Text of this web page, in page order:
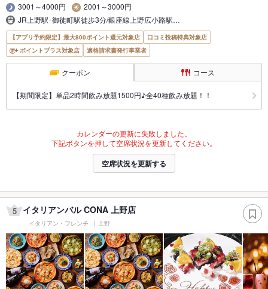
3001～4000円
2001～3000円
JR上野駅･御徒町駅徒歩3分/銀座線上野広小路駅…
【アプリ予約限定】最大800ポイント還元対象店
口コミ投稿特典対象店
ポイントプラス対象店
適格請求書発行事業者
クーポン コース
【期間限定】単品2時間飲み放題1500円♪全40種飲み放題！！
カレンダーの更新に失敗しました。
下記ボタンを押して空席状況を更新してください。
空席状況を更新する
5 イタリアンバル CONA 上野店
イタリアン・フレンチ 上野